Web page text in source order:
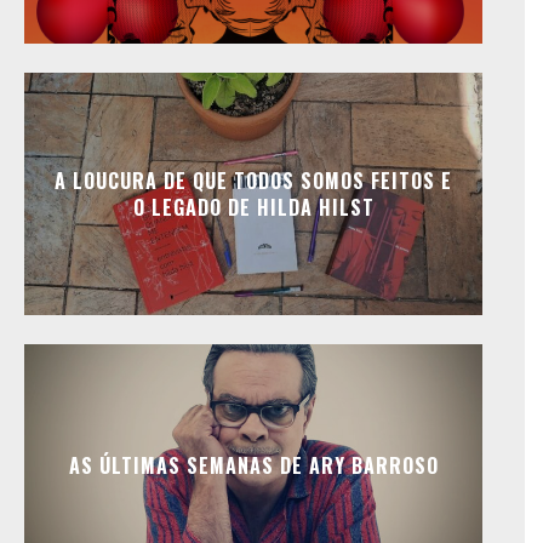
A LOUCURA DE QUE TODOS SOMOS FEITOS E
O LEGADO DE HILDA HILST
AS ÚLTIMAS SEMANAS DE ARY BARROSO